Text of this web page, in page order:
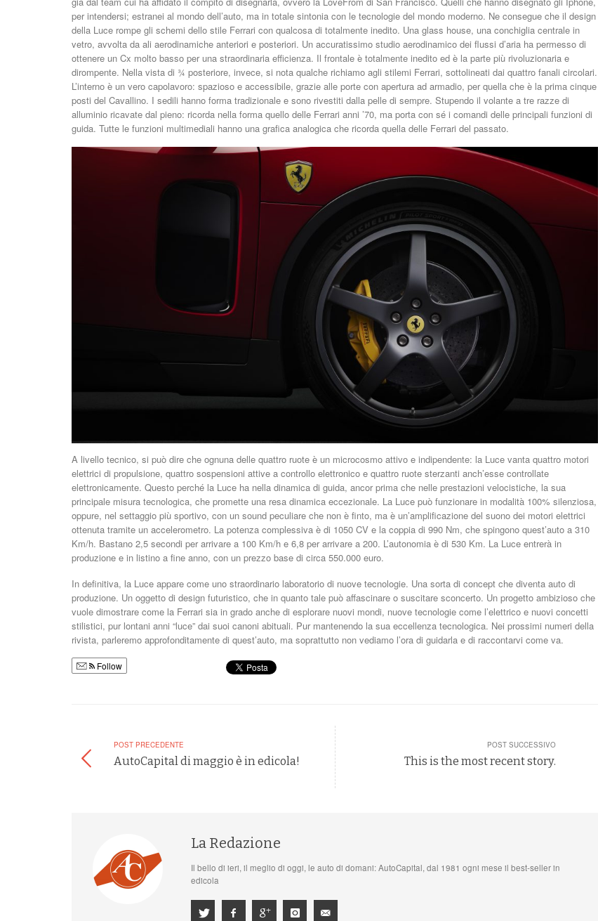
per intendersi; estranei al mondo dell’auto, ma in totale sintonia con le tecnologie del mondo moderno. Ne consegue che il design
della Luce rompe gli schemi dello stile Ferrari con qualcosa di totalmente inedito. Una glass house, una conchiglia centrale in
vetro, avvolta da ali aerodinamiche anteriori e posteriori. Un accuratissimo studio aerodinamico dei flussi d’aria ha permesso di
ottenere un Cx molto basso per una straordinaria efficienza. Il frontale è totalmente inedito ed è la parte più rivoluzionaria e
dirompente. Nella vista di ¾ posteriore, invece, si nota qualche richiamo agli stilemi Ferrari, sottolineati dai quattro fanali circolari.
L’interno è un vero capolavoro: spazioso e accessibile, grazie alle porte con apertura ad armadio, per quella che è la prima cinque
posti del Cavallino. I sedili hanno forma tradizionale e sono rivestiti dalla pelle di sempre. Stupendo il volante a tre razze di
alluminio ricavate dal pieno: ricorda nella forma quello delle Ferrari anni ’70, ma porta con sé i comandi delle principali funzioni di
guida. Tutte le funzioni multimediali hanno una grafica analogica che ricorda quella delle Ferrari del passato.
A livello tecnico, si può dire che ognuna delle quattro ruote è un microcosmo attivo e indipendente: la Luce vanta quattro motori
elettrici di propulsione, quattro sospensioni attive a controllo elettronico e quattro ruote sterzanti anch’esse controllate
elettronicamente. Questo perché la Luce ha nella dinamica di guida, ancor prima che nelle prestazioni velocistiche, la sua
principale misura tecnologica, che promette una resa dinamica eccezionale. La Luce può funzionare in modalità 100% silenziosa,
oppure, nel settaggio più sportivo, con un sound peculiare che non è finto, ma è un’amplificazione del suono dei motori elettrici
ottenuta tramite un accelerometro. La potenza complessiva è di 1050 CV e la coppia di 990 Nm, che spingono quest’auto a 310
Km/h. Bastano 2,5 secondi per arrivare a 100 Km/h e 6,8 per arrivare a 200. L’autonomia è di 530 Km. La Luce entrerà in
produzione e in listino a fine anno, con un prezzo base di circa 550.000 euro.
In definitiva, la Luce appare come uno straordinario laboratorio di nuove tecnologie. Una sorta di concept che diventa auto di
produzione. Un oggetto di design futuristico, che in quanto tale può affascinare o suscitare sconcerto. Un progetto ambizioso che
vuole dimostrare come la Ferrari sia in grado anche di esplorare nuovi mondi, nuove tecnologie come l’elettrico e nuovi concetti
stilistici, pur lontani anni “luce” dai suoi canoni abituali. Pur mantenendo la sua eccellenza tecnologica. Nei prossimi numeri della
rivista, parleremo approfonditamente di quest’auto, ma soprattutto non vediamo l’ora di guidarla e di raccontarvi come va.
Follow
POST PRECEDENTE
AutoCapital di maggio è in edicola!
POST SUCCESSIVO
This is the most recent story.
La Redazione
Il bello di ieri, il meglio di oggi, le auto di domani: AutoCapital, dal 1981 ogni mese il best-seller in
edicola